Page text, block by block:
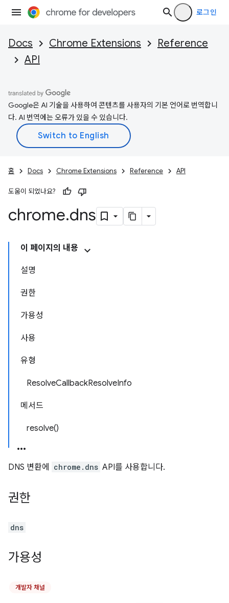
로그인
Docs Chrome Extensions
Reference
API
Google은 AI 기술을 사용하여 콘텐츠를 사용자의 기본 언어로 번역합니
다. AI 번역에는 오류가 있을 수 있습니다.
홈 Docs Chrome Extensions Reference API
도움이 되었나요?
chrome.dns
이 페이지의 내용
설명
권한
가용성
사용
유형
ResolveCallbackResolveInfo
메서드
resolve()
DNS 변환에 chrome.dns API를 사용합니다.
권한
dns
가용성
개발자 채널